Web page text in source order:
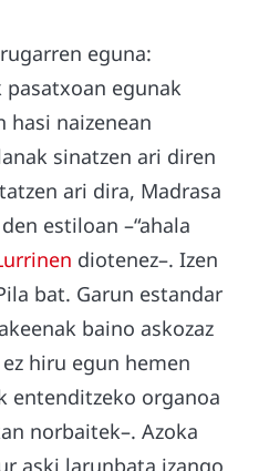
eguna:
pasatxoan egunak
hasi naizenean
sinatzen ari diren
ari dira, Madrasa
estiloan –“ahala
diotenez–. Izen
bat. Garun estandar
baino askozaz
hiru egun hemen
entenditzeko organoa
norbaitek–. Azoka